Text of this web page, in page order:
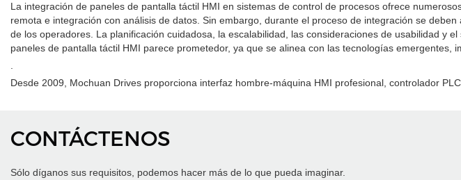
La integración de paneles de pantalla táctil HMI en sistemas de control de procesos ofrece
remota e integración con análisis de datos. Sin embargo, durante el proceso de integración se
de los operadores. La planificación cuidadosa, la escalabilidad, las consideraciones de usabilidad y
paneles de pantalla táctil HMI parece prometedor, ya que se alinea con las tecnologías
.
Desde 2009, Mochuan Drives proporciona interfaz hombre-máquina HMI profesional, controlador
CONTÁCTENOS
Sólo díganos sus requisitos, podemos hacer más de lo que pueda imaginar.